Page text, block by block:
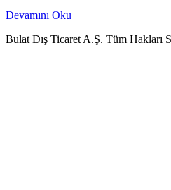
Devamını Oku
Bulat Dış Ticaret A.Ş. Tüm Hakları